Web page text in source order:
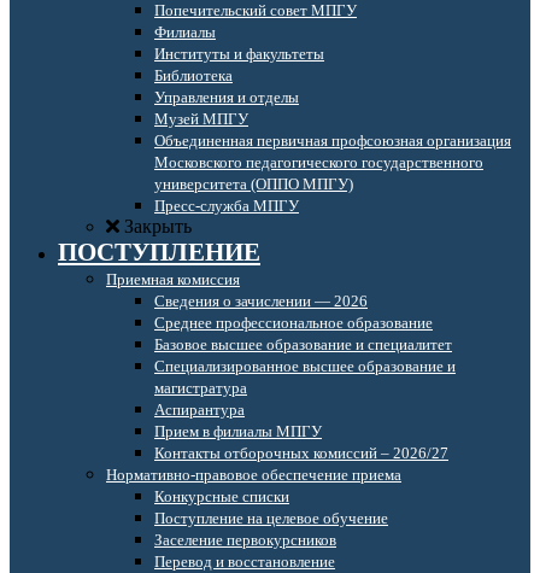
Попечительский совет МПГУ
Филиалы
Институты и факультеты
Библиотека
Управления и отделы
Музей МПГУ
Объединенная первичная профсоюзная организация
Московского педагогического государственного
университета (ОППО МПГУ)
Пресс-служба МПГУ
Закрыть
ПОСТУПЛЕНИЕ
Приемная комиссия
Сведения о зачислении — 2026
Среднее профессиональное образование
Базовое высшее образование и специалитет
Специализированное высшее образование и
магистратура
Аспирантура
Прием в филиалы МПГУ
Контакты отборочных комиссий – 2026/27
Нормативно-правовое обеспечение приема
Конкурсные списки
Поступление на целевое обучение
Заселение первокурсников
Перевод и восстановление